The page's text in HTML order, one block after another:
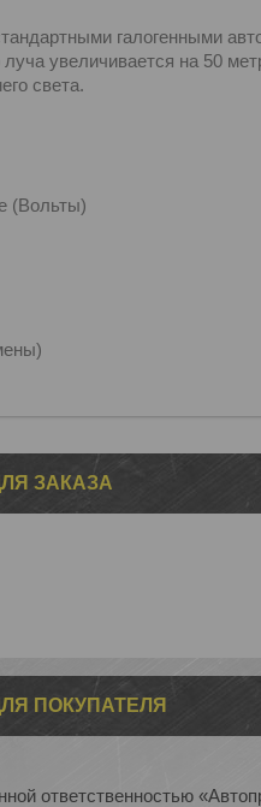
галогенными
луча увеличивается на 50
света.
(Вольты)
ЗАКАЗА
ПОКУПАТЕЛЯ
ответственностью